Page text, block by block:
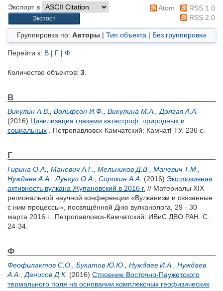
Экспорт в
Atom
RSS 1.0
RSS 2.0
Группировка по: Авторы | Тип объекта | Без группировки
Перейти к: В | Г | Ф
Количество объектов: 3
В
Викулин А.В. Вольфсон И.Ф. Викулина М.А.
Долгая А.А.
(2016) Цивилизация глазами катастроф: природных и
социальных . Петропавловск-Камчатский: КамчатГТУ. 236 с.
Г
Гирина О.А. Маневич А.Г. Мельников Д.В. Маневич Т.М.
Нуждаев А.А.
Лунгул О.А. Сорокин А.А. (2016) Эксплозивная
активность вулкана Жупановский в 2016 г. // Материалы XIX
региональной научной конференции «Вулканизм и связанные
с ним процессы», посвящённой Дню вулканолога, 29 - 30
марта 2016 г.. Петропавловск-Камчатский: ИВиС ДВО РАН. С.
24-34.
Ф
Феофилактов С.О. Букатов Ю.Ю. Нуждаев И.А.
Нуждаев
А.А.
Денисов Д.К. (2016) Строение Восточно-Паужетского
термального поля на основании комплексных геофизических